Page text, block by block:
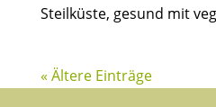
Steilküste, gesund mit
« Ältere Einträge